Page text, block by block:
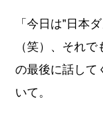
「今日は"日本
（笑）、それ
の最後に話して
いて。